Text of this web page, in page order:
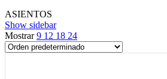
ASIENTOS
Show sidebar
Mostrar9 12 18 24